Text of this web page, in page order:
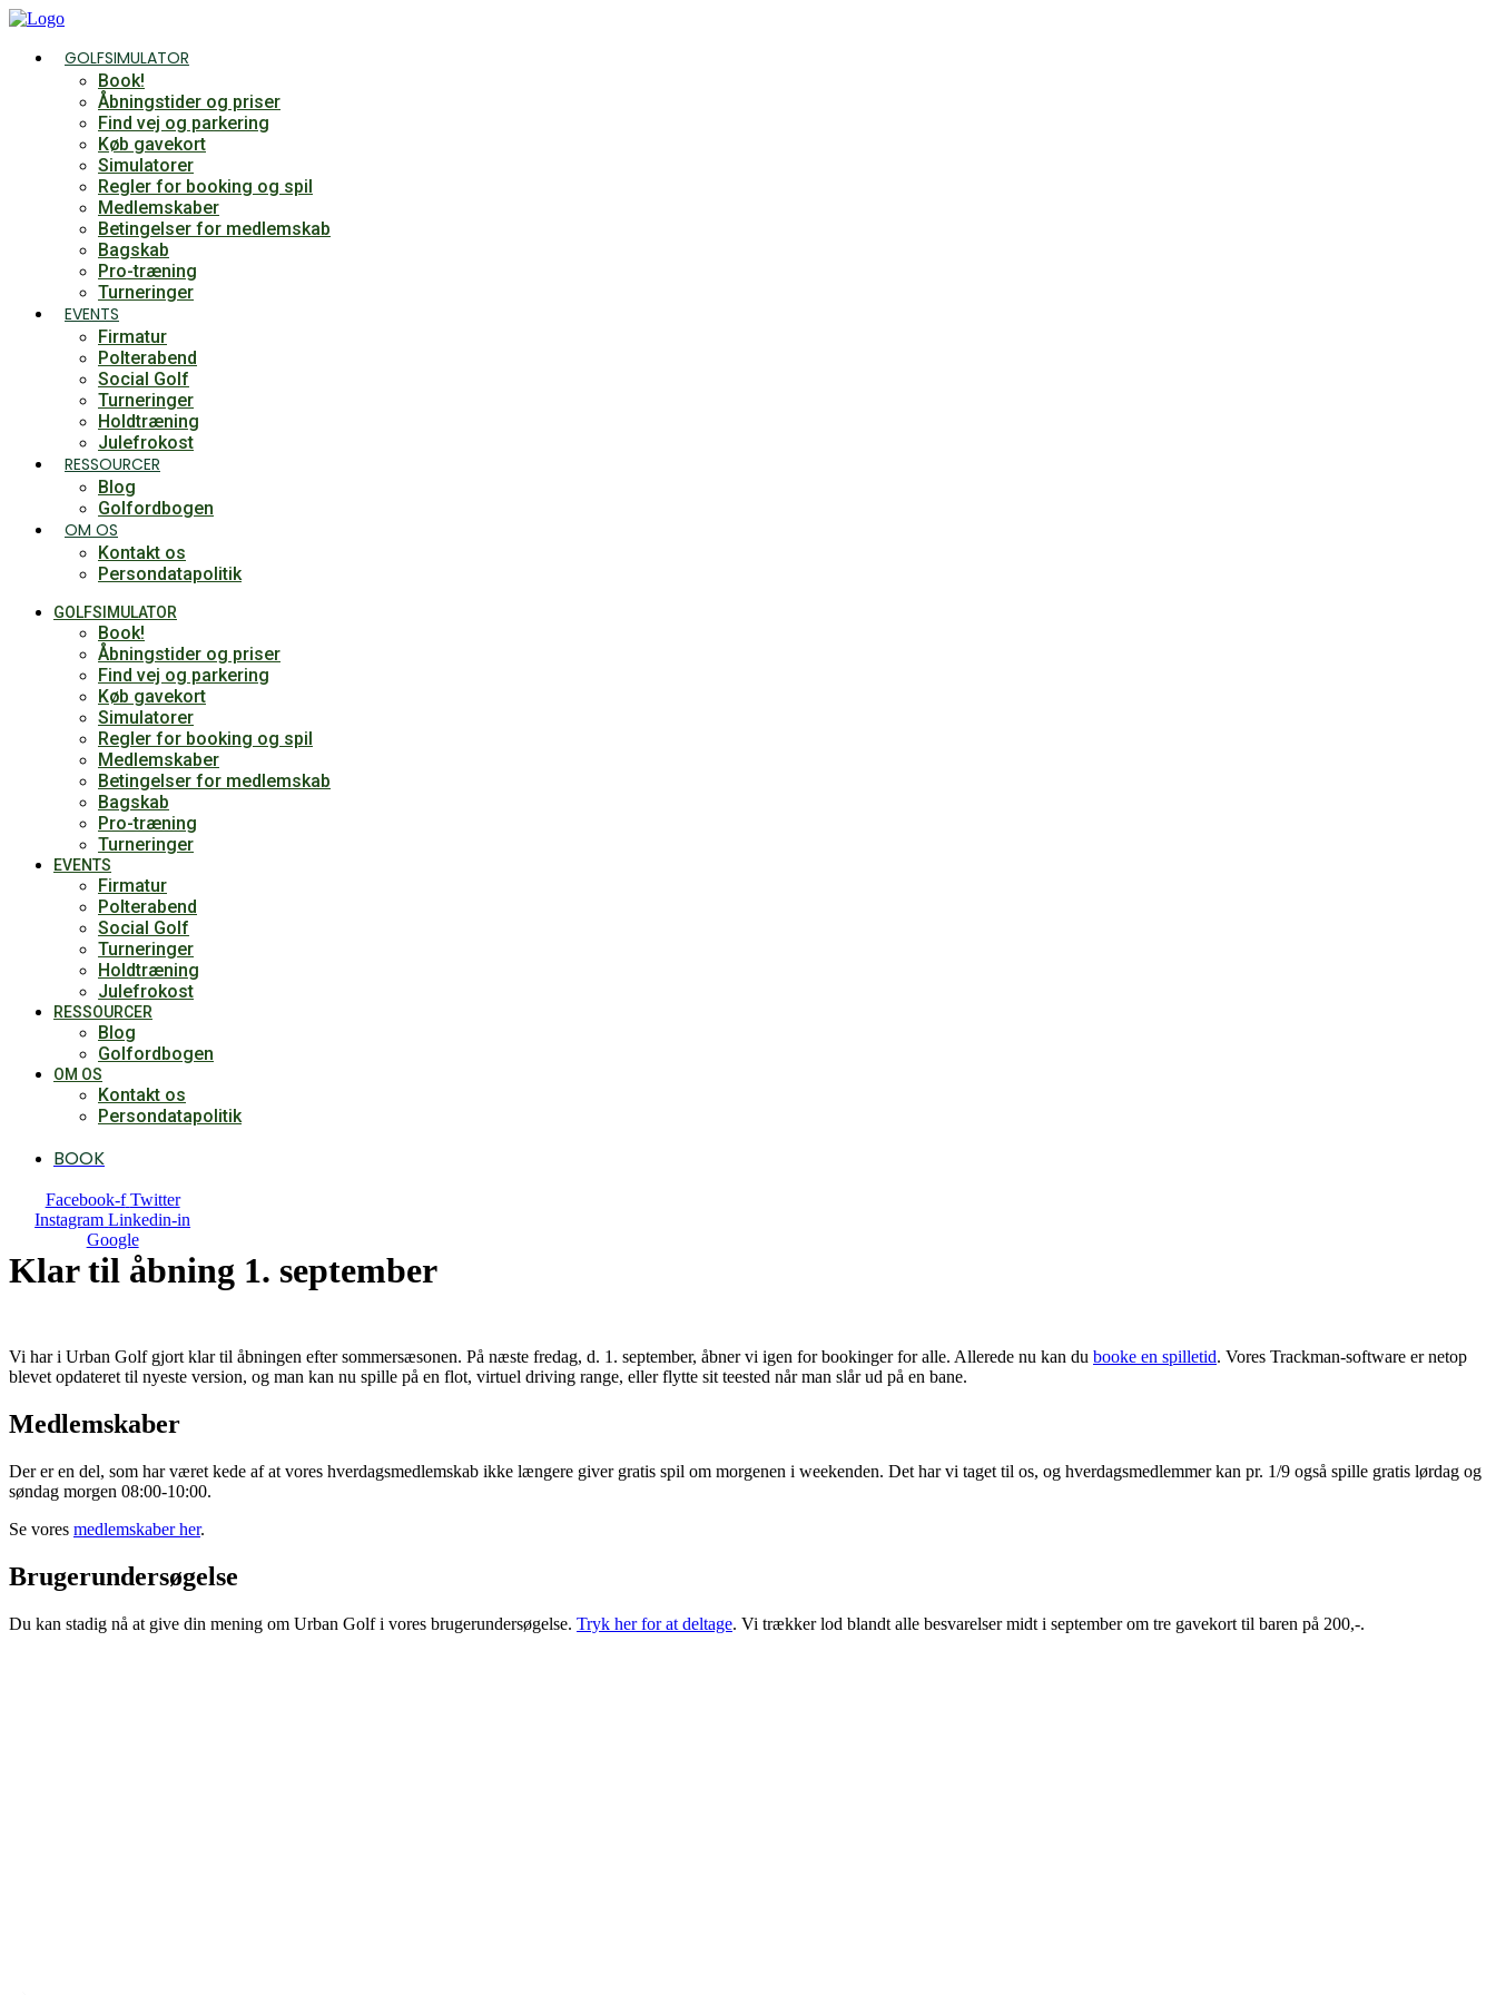
Videre
indhold
GOLFSIMULATOR
Book!
Åbningstider og priser
Find vej og parkering
Køb gavekort
Simulatorer
Regler for booking og spil
Medlemskaber
Betingelser for medlemskab
Bagskab
Pro-træning
Turneringer
EVENTS
Firmatur
Polterabend
Social Golf
Turneringer
Holdtræning
Julefrokost
RESSOURCER
Blog
Golfordbogen
OM OS
Kontakt os
Persondatapolitik
GOLFSIMULATOR
Book!
Åbningstider og priser
Find vej og parkering
Køb gavekort
Simulatorer
Regler for booking og spil
Medlemskaber
Betingelser for medlemskab
Bagskab
Pro-træning
Turneringer
EVENTS
Firmatur
Polterabend
Social Golf
Turneringer
Holdtræning
Julefrokost
RESSOURCER
Blog
Golfordbogen
OM OS
Kontakt os
Persondatapolitik
BOOK
Facebook-f Twitter
Instagram Linkedin-in
Google
Klar til åbning 1. september
Vi har i Urban Golf gjort klar til åbningen efter sommersæsonen. På næste fredag, d. 1. september, åbner vi igen for bookinger for alle. Allerede nu kan du booke en spilletid. Vores Trackman-software er netop
blevet opdateret til nyeste version, og man kan nu spille på en flot, virtuel driving range, eller flytte sit teested når man slår ud på en bane.
Medlemskaber
Der er en del, som har været kede af at vores hverdagsmedlemskab ikke længere giver gratis spil om morgenen i weekenden. Det har vi taget til os, og hverdagsmedlemmer kan pr. 1/9 også spille gratis lørdag og
søndag morgen 08:00-10:00.
Se vores medlemskaber her.
Brugerundersøgelse
Du kan stadig nå at give din mening om Urban Golf i vores brugerundersøgelse. Tryk her for at deltage. Vi trækker lod blandt alle besvarelser midt i september om tre gavekort til baren på 200,-.